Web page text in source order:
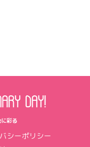
彩る
シーポリシー